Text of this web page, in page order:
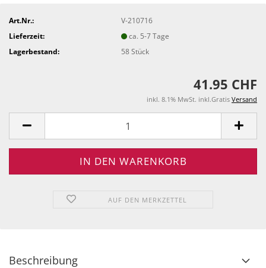
Art.Nr.:
V-210716
Lieferzeit:
ca. 5-7 Tage
Lagerbestand:
58Stück
41.95 CHF
inkl. 8.1% MwSt. inkl.Gratis Versand
AUF DEN MERKZETTEL
Beschreibung